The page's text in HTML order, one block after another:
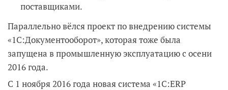
поставщиками.
Параллельно вёлся проект по внедрению системы
«1С:Документооборот», которая тоже была
запущена в промышленную эксплуатацию с осени
2016 года.
С 1 ноября 2016 года новая система «1С:ERP